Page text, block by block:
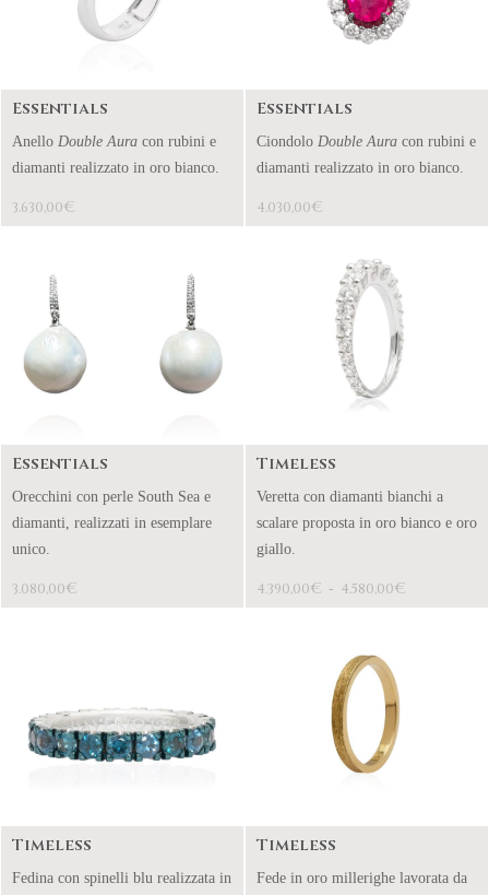
Essentials
Anello Double Aura con rubini e
diamanti realizzato in oro bianco.
3.630,00€
Essentials
Ciondolo Double Aura con rubini e
diamanti realizzato in oro bianco.
4.030,00€
Essentials
Orecchini con perle South Sea e
diamanti, realizzati in esemplare
unico.
3.080,00€
Timeless
Veretta con diamanti bianchi a
scalare proposta in oro bianco e oro
giallo.
4.390,00€ - 4.580,00€
Timeless
Fedina con spinelli blu realizzata in
Timeless
Fede in oro millerighe lavorata da